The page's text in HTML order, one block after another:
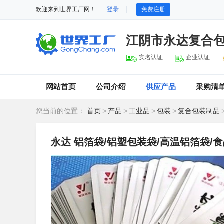
欢迎来到世界工厂网！ 登录 免费注册
江阴市永达复合
实名认证 企业认证
网站首页 公司介绍 供应产品 采购清
您当前的位置： 首页 > 产品 > 工业品 >包装 >复合包装制品
永达 铝箔袋/铝塑包装袋/高温铝箔袋/